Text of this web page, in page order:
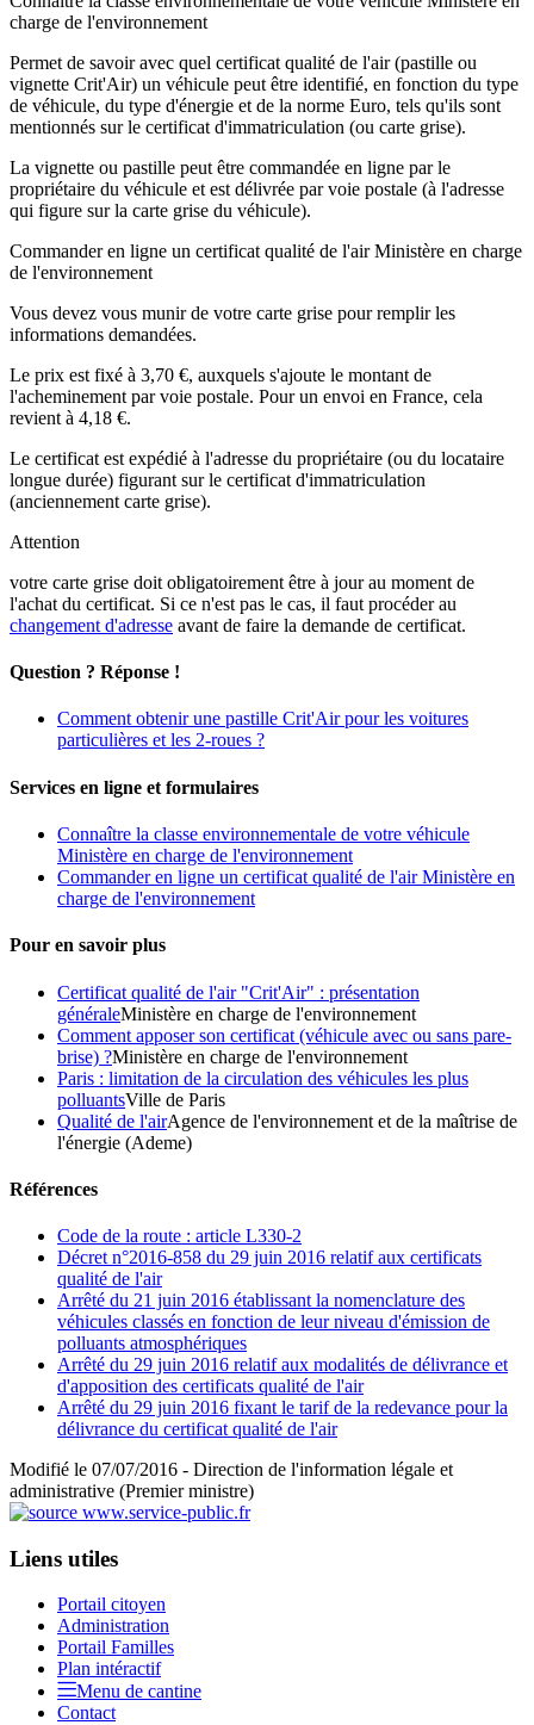
charge de l'environnement
Permet de savoir avec quel certificat qualité de l'air (pastille ou
vignette Crit'Air) un véhicule peut être identifié, en fonction du type
de véhicule, du type d'énergie et de la norme Euro, tels qu'ils sont
mentionnés sur le certificat d'immatriculation (ou carte grise).
La vignette ou pastille peut être commandée en ligne par le
propriétaire du véhicule et est délivrée par voie postale (à l'adresse
qui figure sur la carte grise du véhicule).
Commander en ligne un certificat qualité de l'air Ministère en charge
de l'environnement
Vous devez vous munir de votre carte grise pour remplir les
informations demandées.
Le prix est fixé à 3,70 €, auxquels s'ajoute le montant de
l'acheminement par voie postale. Pour un envoi en France, cela
revient à 4,18 €.
Le certificat est expédié à l'adresse du propriétaire (ou du locataire
longue durée) figurant sur le certificat d'immatriculation
(anciennement carte grise).
Attention
votre carte grise doit obligatoirement être à jour au moment de
l'achat du certificat. Si ce n'est pas le cas, il faut procéder au
changement d'adresse avant de faire la demande de certificat.
Question ? Réponse !
Comment obtenir une pastille Crit'Air pour les voitures
particulières et les 2-roues ?
Services en ligne et formulaires
Connaître la classe environnementale de votre véhicule
Ministère en charge de l'environnement
Commander en ligne un certificat qualité de l'air Ministère en
charge de l'environnement
Pour en savoir plus
Certificat qualité de l'air "Crit'Air" : présentation
généraleMinistère en charge de l'environnement
Comment apposer son certificat (véhicule avec ou sans pare-
brise) ?Ministère en charge de l'environnement
Paris : limitation de la circulation des véhicules les plus
polluantsVille de Paris
Qualité de l'airAgence de l'environnement et de la maîtrise de
l'énergie (Ademe)
Références
Code de la route : article L330-2
Décret n°2016-858 du 29 juin 2016 relatif aux certificats
qualité de l'air
Arrêté du 21 juin 2016 établissant la nomenclature des
véhicules classés en fonction de leur niveau d'émission de
polluants atmosphériques
Arrêté du 29 juin 2016 relatif aux modalités de délivrance et
d'apposition des certificats qualité de l'air
Arrêté du 29 juin 2016 fixant le tarif de la redevance pour la
délivrance du certificat qualité de l'air
Modifié le 07/07/2016 - Direction de l'information légale et
administrative (Premier ministre)
Liens utiles
Portail citoyen
Administration
Portail Familles
Plan intéractif
Menu de cantine
Contact